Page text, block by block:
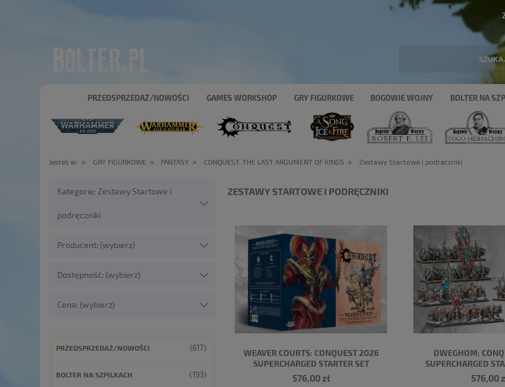
PRZEDSPRZEDAŻ/NOWOŚCI GAMES WORKSHOP GRY FIGURKOWE BOGOWIE WOJNY BOLTER NA
Jesteś w: » GRY FIGURKOWE » FANTASY » CONQUEST: THE LAST ARGUMENT OF KINGS » Zestawy Startowe i podręczniki
Kategorie: Zestawy Startowe i
podręczniki
Producent: (wybierz)
Dostępność: (wybierz)
Cena: (wybierz)
PRZEDSPRZEDAŻ/NOWOŚCI (617)
BOLTER NA SZPILKACH (193)
ZESTAWY STARTOWE I PODRĘCZNIKI
WEAVER COURTS: CONQUEST 2026
SUPERCHARGED STARTER SET
576,00 zł
DWEGHOM:
SUPERCHARGED
576,00